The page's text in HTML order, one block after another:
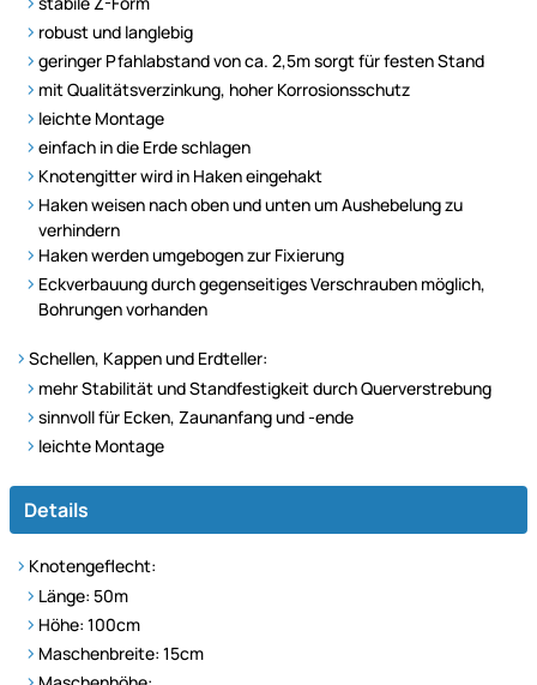
robust und langlebig
geringer Pfahlabstand von ca. 2,5m sorgt für festen Stand
mit Qualitätsverzinkung, hoher Korrosionsschutz
leichte Montage
einfach in die Erde schlagen
Knotengitter wird in Haken eingehakt
Haken weisen nach oben und unten um Aushebelung zu
verhindern
Haken werden umgebogen zur Fixierung
Eckverbauung durch gegenseitiges Verschrauben möglich,
Bohrungen vorhanden
Schellen, Kappen und Erdteller:
mehr Stabilität und Standfestigkeit durch Querverstrebung
sinnvoll für Ecken, Zaunanfang und -ende
leichte Montage
Details
Knotengeflecht:
Länge: 50m
Höhe: 100cm
Maschenbreite: 15cm